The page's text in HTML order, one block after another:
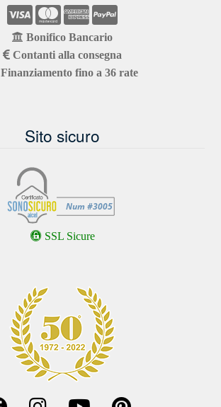
Bonifico Bancario
Contanti alla consegna
Finanziamento fino a 36 rate
Sito sicuro
SSL Sicure